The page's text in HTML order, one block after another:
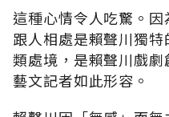
這種心情令人吃驚。
跟人相處是賴聲川獨
類處境，是賴聲川戲
藝文記者如此形容。